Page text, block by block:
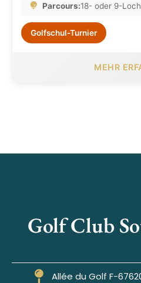
Parcours:18- oder 9-
Golfschul-Turnier
MEHR
Golf Club
Allée du Golf F-